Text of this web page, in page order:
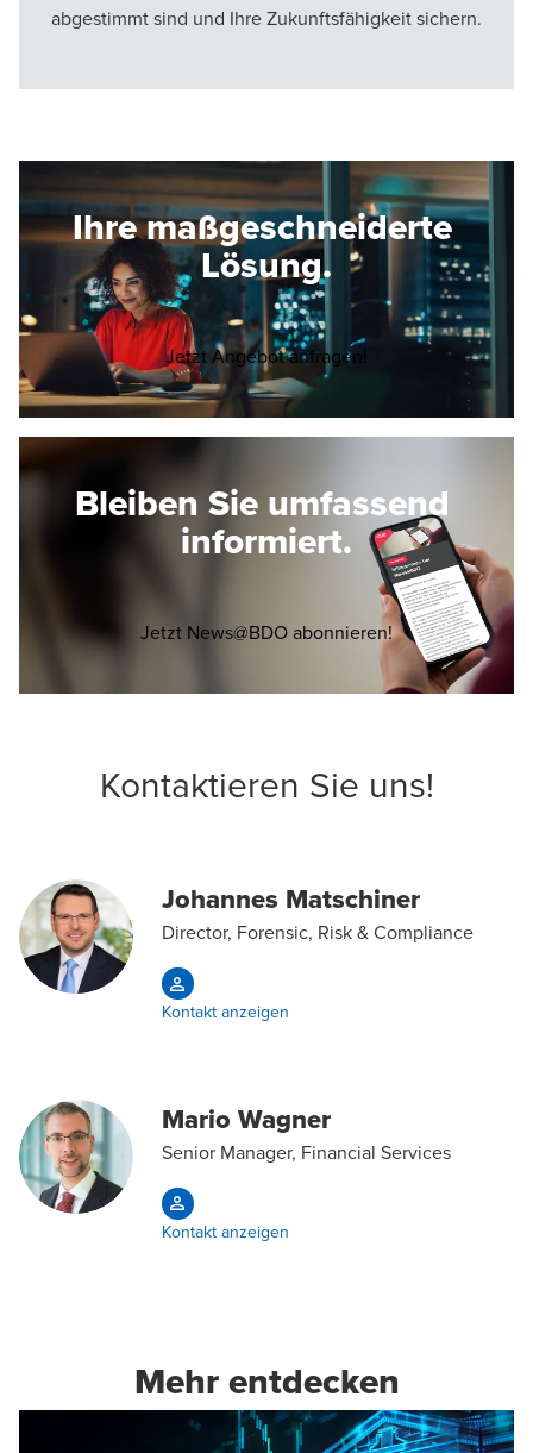
abgestimmt sind und Ihre Zukunftsfähigkeit sichern.
Ihre maßgeschneiderte
Lösung.
Jetzt Angebot anfragen! Opens in a new
Bleiben Sie umfassend
informiert.
Jetzt News@BDO abonnieren!Opens in a new
Kontaktieren Sie uns!
Johannes Matschiner
Direсtor, Forensic, Risk & Compliance
Kontakt anzeigen
Mario Wagner
Senior Manager, Financial Services
Kontakt anzeigen
Mehr entdecken